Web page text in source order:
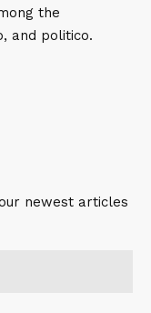
the
and politico.
newest articles